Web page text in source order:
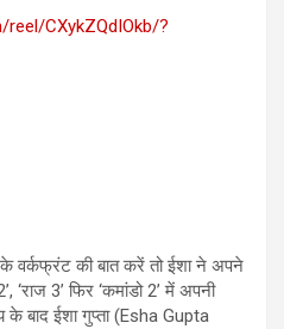
CXykZQdIOkb/?
वर्कफ्रंट की बात करें तो ईशा ने अपने
3’ फिर ‘कमांडो 2’ में अपनी
के बाद ईशा गुप्ता (Esha Gupta